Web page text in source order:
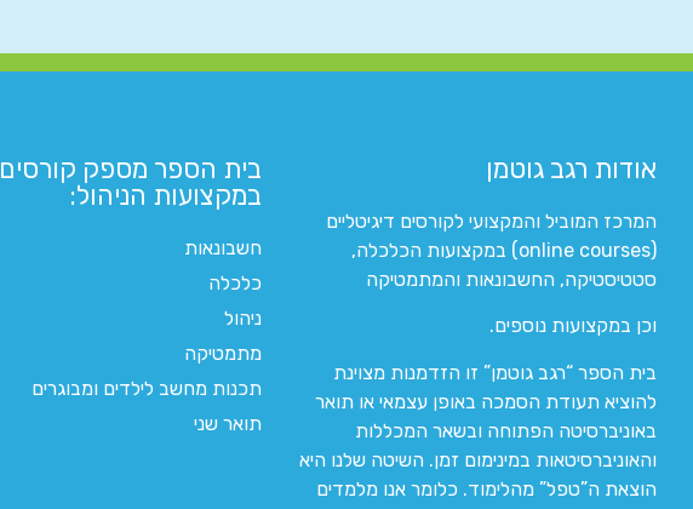
אודות רגב גוטמן
המרכז המוביל והמקצועי לקורסים דיגיטליים
(online courses) במקצועות הכלכלה,
סטטיסטיקה, החשבונאות והמתמטיקה
וכן במקצועות נוספים.
בית הספר “רגב גוטמן” זו הזדמנות מצוינת
להוציא תעודת הסמכה באופן עצמאי או תואר
באוניברסיטה הפתוחה ובשאר המכללות
והאוניברסיטאות במינימום זמן. השיטה שלנו היא
הוצאת ה”טפל” מהלימוד. כלומר אנו מלמדים
בית הספר מספק קורסים
במקצועות הניהול:
חשבונאות
כלכלה
ניהול
מתמטיקה
תכנות מחשב לילדים ומבוגרים
תואר שני